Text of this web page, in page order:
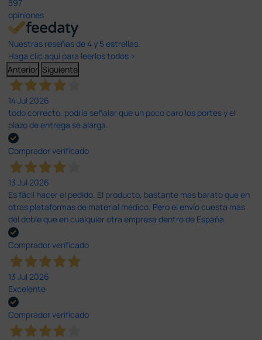
597
opiniones
Nuestras reseñas de 4 y 5 estrellas.
Haga clic aquí para leerlos todos >
Anterior Siguiente
14 Jul 2026
todo correcto. podria señalar que un poco caro los portes y el
plazo de entrega se alarga.
Comprador verificado
13 Jul 2026
Es fácil hacer el pedido. El producto, bastante mas barato que en
otras plataformas de material médico. Pero el envío cuesta más
del doble que en cualquier otra empresa dentro de España.
Comprador verificado
13 Jul 2026
Excelente
Comprador verificado